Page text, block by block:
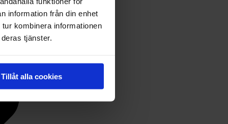
information från din enhet
kombinera informationen
tjänster.
Tillåt alla cookies